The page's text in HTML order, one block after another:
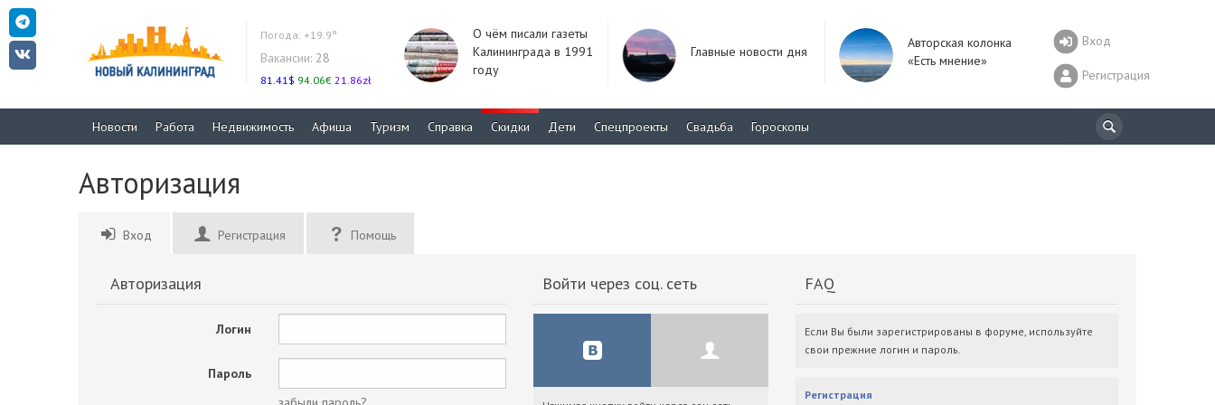
Погода: +19.9°
Вакансии: 28
81.41$ 94.06€ 21.86zł
О чём писали газеты
Калининграда в 1991
году
Главные новости дня
Авторская колонка
«Есть мнение»
Вход
Регистрация
Новости Работа Недвижимость Афиша Туризм Справка Скидки Дети Спецпроекты Свадьба Гороскопы
Авторизация
Вход Регистрация Помощь
Авторизация
Логин
Пароль
Войти через соц. сеть FAQ
Если Вы были зарегистрированы в форуме, используйте
свои прежние логин и пароль.
Регистрация